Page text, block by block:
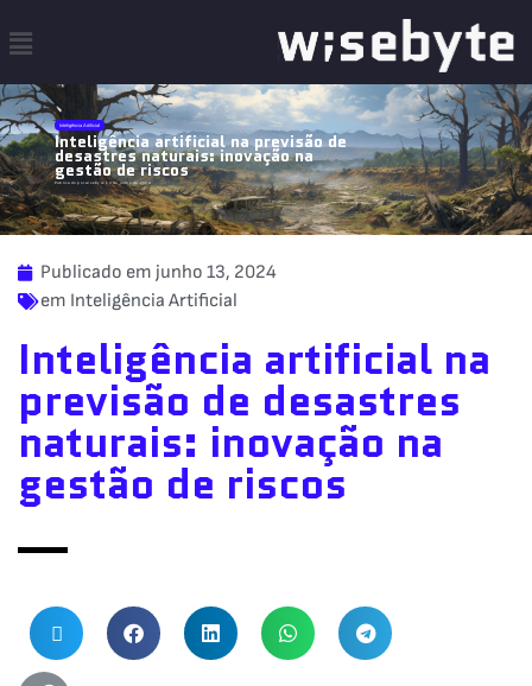
Inteligência artificial na previsão de
desastres naturais: inovação na
gestão de riscos
Publicado por wisebyte 13 de junho de 2024
Inteligência Artificial
Publicado em junho 13, 2024
em Inteligência Artificial
Inteligência artificial na
previsão de desastres
naturais: inovação na
gestão de riscos